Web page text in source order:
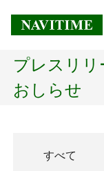
トップペー
経営理念
プレスリリ
おしらせ
すべて